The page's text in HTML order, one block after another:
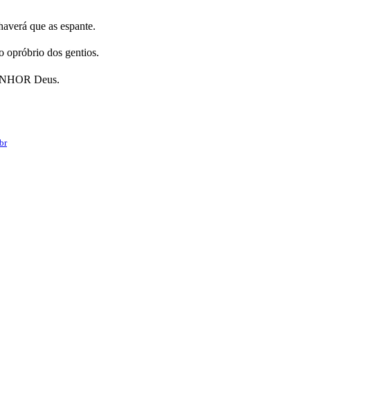
que as espante.
opróbrio dos gentios.
Deus.